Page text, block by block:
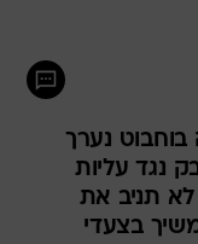
נערך
נגד עליות
תניב את
בצעדי